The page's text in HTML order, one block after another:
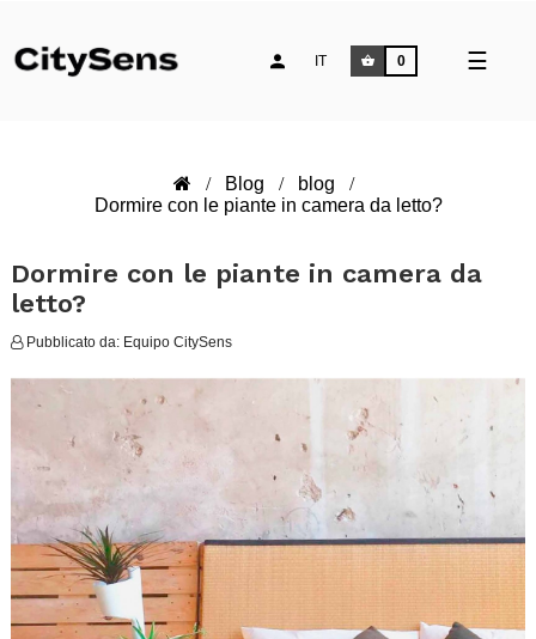
☰
IT 0
Blog
blog
Dormire con le piante in camera da letto?
Dormire con le piante in camera da
letto?
Pubblicato da: Equipo CitySens